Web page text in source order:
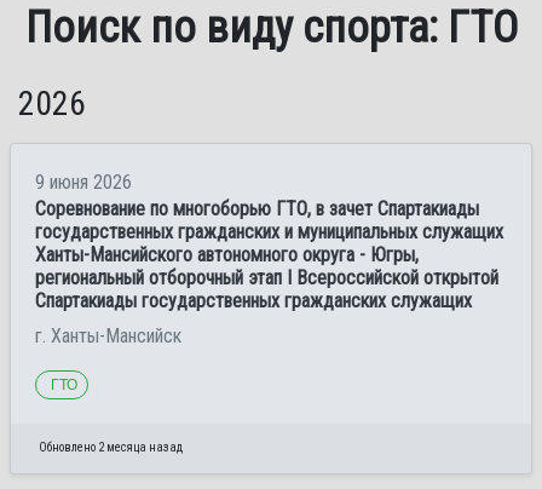
Поиск по виду спорта: ГТО
2026
9 июня 2026
Соревнование по многоборью ГТО, в зачет Спартакиады
государственных гражданских и муниципальных служащих
Ханты-Мансийского автономного округа - Югры,
региональный отборочный этап I Всероссийской открытой
Спартакиады государственных гражданских служащих
г. Ханты-Мансийск
ГТО
Обновлено 2 месяца назад